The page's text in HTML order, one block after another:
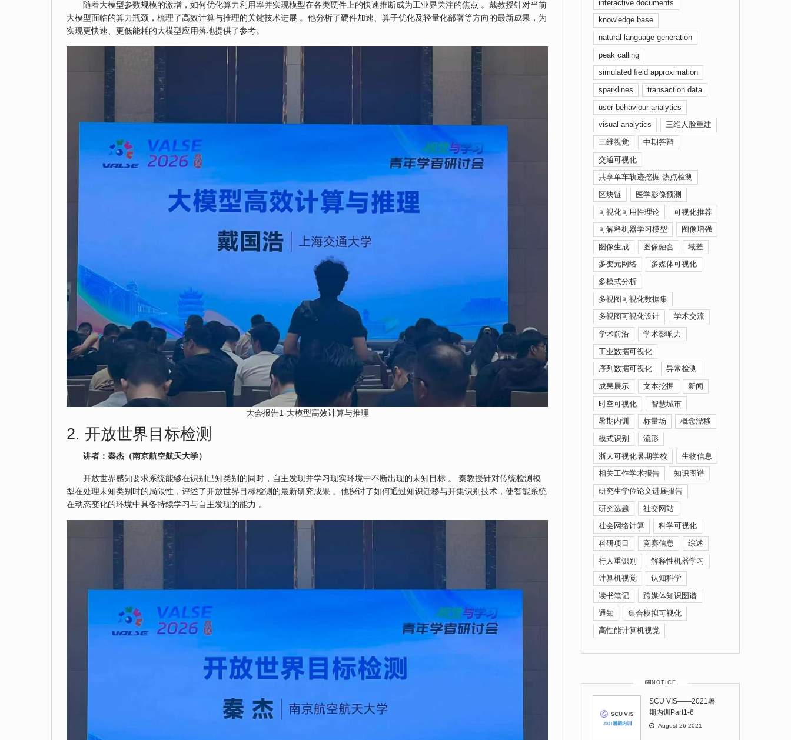
随着大模型参数规模的激增，如何优化算力利用率并实现模型在各类硬件上的快速推断成为工业界关注的焦点 。戴教授针对当前
大模型面临的算力瓶颈，梳理了高效计算与推理的关键技术进展 。他分析了硬件加速、算子优化及轻量化部署等方向的最新成果，为
实现更快速、更低能耗的大模型应用落地提供了参考。
大会报告1-大模型高效计算与推理
2. 开放世界目标检测
讲者：秦杰（南京航空航天大学）
开放世界感知要求系统能够在识别已知类别的同时，自主发现并学习现实环境中不断出现的未知目标 。 秦教授针对传统检测模
型在处理未知类别时的局限性，评述了开放世界目标检测的最新研究成果 。他探讨了如何通过知识迁移与开集识别技术，使智能系统
在动态变化的环境中具备持续学习与自主发现的能力 。
interactive documents
knowledge base
natural language generation
peak calling
simulated ﬁeld approximation
sparklines
transaction data
user behaviour analytics
visual analytics
三维人脸重建
三维视觉
中期答辩
交通可视化
共享单车轨迹挖掘 热点检测
区块链
医学影像预测
可视化可用性理论
可视化推荐
可解释机器学习模型
图像增强
图像生成
图像融合
域差
多变元网络
多媒体可视化
多模式分析
多视图可视化数据集
多视图可视化设计
学术交流
学术前沿
学术影响力
工业数据可视化
序列数据可视化
异常检测
成果展示
文本挖掘
新闻
时空可视化
智慧城市
暑期内训
标量场
概念漂移
模式识别
流形
浙大可视化暑期学校
生物信息
相关工作学术报告
知识图谱
研究生学位论文进展报告
研究选题
社交网站
社会网络计算
科学可视化
科研项目
竞赛信息
综述
行人重识别
解释性机器学习
计算机视觉
认知科学
读书笔记
跨媒体知识图谱
通知
集合模拟可视化
高性能计算机视觉
NOTICE
SCU VIS——2021暑
期内训Part1-6
August 26 2021